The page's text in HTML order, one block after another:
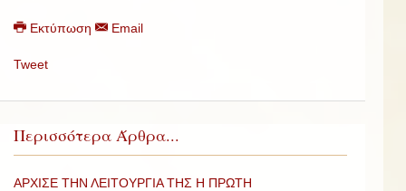
Εκτύπωση Email
Tweet
Περισσότερα Άρθρα...
ΑΡΧΙΣΕ ΤΗΝ ΛΕΙΤΟΥΡΓΙΑ ΤΗΣ Η ΠΡΩΤΗ